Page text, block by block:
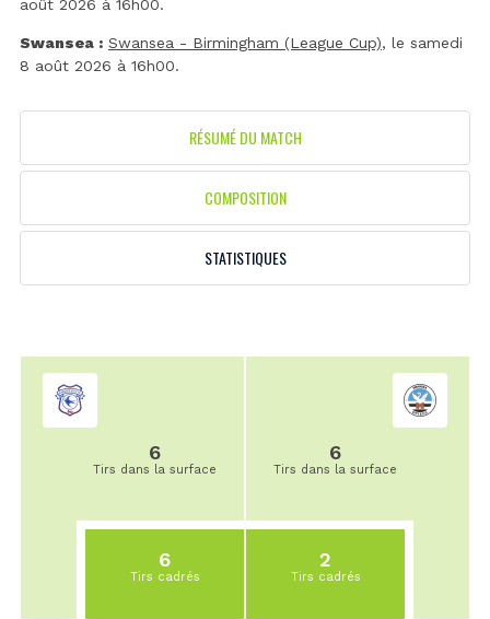
août 2026 à 16h00.
Swansea : Swansea - Birmingham (League Cup), le samedi
8 août 2026 à 16h00.
RÉSUMÉ DU MATCH
COMPOSITION
STATISTIQUES
6
Tirs dans la surface
6
Tirs cadrés
6
Tirs dans la surface
2
Tirs cadrés